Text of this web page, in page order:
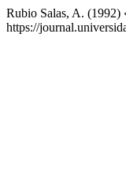
Rubio Salas, A. (1992)
https://